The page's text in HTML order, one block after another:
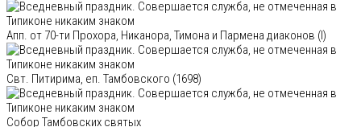
Апп. от 70-ти Прохора, Никанора, Тимона и Пармена диаконов (I)
Свт. Питирима, еп. Тамбовского (1698)
Собор Тамбовских святых